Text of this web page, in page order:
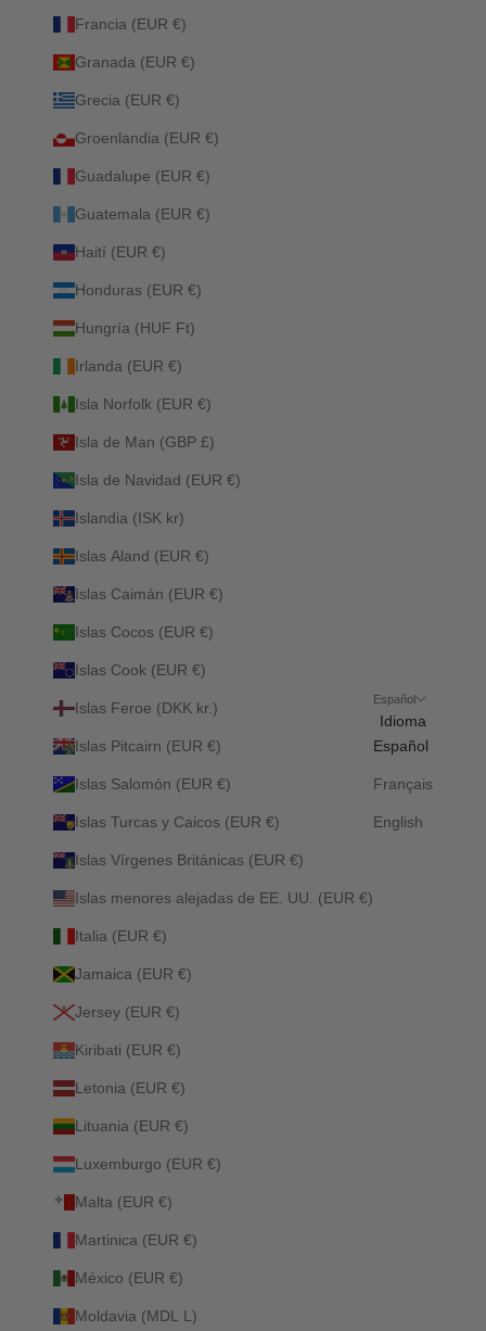
Francia (EUR €)
Granada (EUR €)
Grecia (EUR €)
Groenlandia (EUR €)
Guadalupe (EUR €)
Guatemala (EUR €)
Haití (EUR €)
Honduras (EUR €)
Hungría (HUF Ft)
Irlanda (EUR €)
Isla Norfolk (EUR €)
Isla de Man (GBP £)
Isla de Navidad (EUR €)
Islandia (ISK kr)
Islas Aland (EUR €)
Islas Caimán (EUR €)
Islas Cocos (EUR €)
Islas Cook (EUR €)
Islas Feroe (DKK kr.)
Islas Pitcairn (EUR €)
Islas Salomón (EUR €)
Islas Turcas y Caicos (EUR €)
Islas Vírgenes Británicas (EUR €)
Islas menores alejadas de EE. UU. (EUR €)
Italia (EUR €)
Jamaica (EUR €)
Jersey (EUR €)
Kiribati (EUR €)
Letonia (EUR €)
Lituania (EUR €)
Luxemburgo (EUR €)
Malta (EUR €)
Martinica (EUR €)
México (EUR €)
Moldavia (MDL L)
Español
Idioma
Español
Français
English